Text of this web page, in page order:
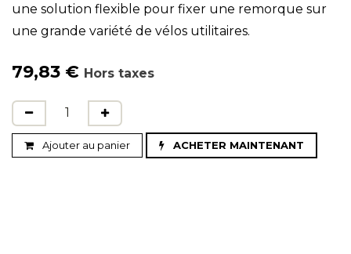
une solution flexible pour fixer une remorque sur
une grande variété de vélos utilitaires.
79,83 € Hors taxes
Ajouter au panier ACHETER MAINTENANT